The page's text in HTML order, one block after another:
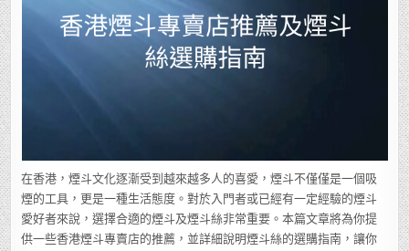
煙
斗
絲
在香港，煙斗文化逐漸受到越來越多人的喜愛，煙斗不僅僅是一個吸
煙的工具，更是一種生活態度。對於入門者或已經有一定經驗的煙斗
愛好者來說，選擇合適的煙斗及煙斗絲非常重要。本篇文章將為你提
供一些香港煙斗專賣店的推薦，並詳細說明煙斗絲的選購指南，讓你